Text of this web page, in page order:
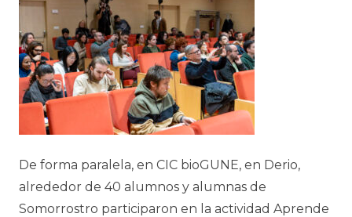
De forma paralela, en CIC bioGUNE, en Derio,
alrededor de 40 alumnos y alumnas de
Somorrostro participaron en la actividad Aprende